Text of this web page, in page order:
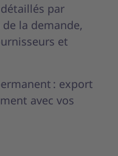
par
la demande,
et
: export
avec vos